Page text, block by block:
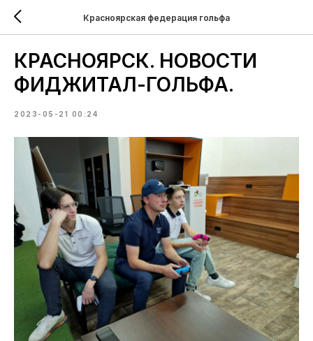
Красноярская федерация гольфа
КРАСНОЯРСК. НОВОСТИ
ФИДЖИТАЛ-ГОЛЬФА.
2023-05-21 00:24